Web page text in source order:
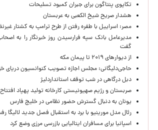
تکاپوی پنتاگون برای جبران کمبود تسلیحات
هشدار صریح شیخ الکعبی به عربستان
مصر: اسراییل با طفره رفتن از طرح ترامپ به کشتار
مدیرعامل بانک سپه فرارسیدن روز خبرنگار را به
گفت
از دیوارهای ۲۰۱۹ تا پیمان مکه
حاجی‌دلیگانی: مجلس اجازه تصویب کنوانسیون دریای
دبل درگاهی در شب توقف استانداردلیژ
صربستان و رژیم صهیونیستی کارخانه تولید پهپاد
یونان به دنبال گسترش حضور نظامی در خلیج فارس
رئال مدل مورینیو با برد به استقبال فصل جدید لالیگا
اسپانیا برای مسافران ایتالیایی بازرسی مرزی وضع کرد